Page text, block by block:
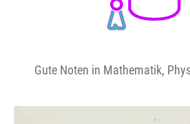
Gute Noten in Mathematik,